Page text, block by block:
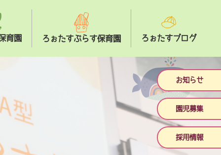
お知らせ
園児募集
採用情報
育園 ろぉたすぷらす保育園 ろぉたすブログ